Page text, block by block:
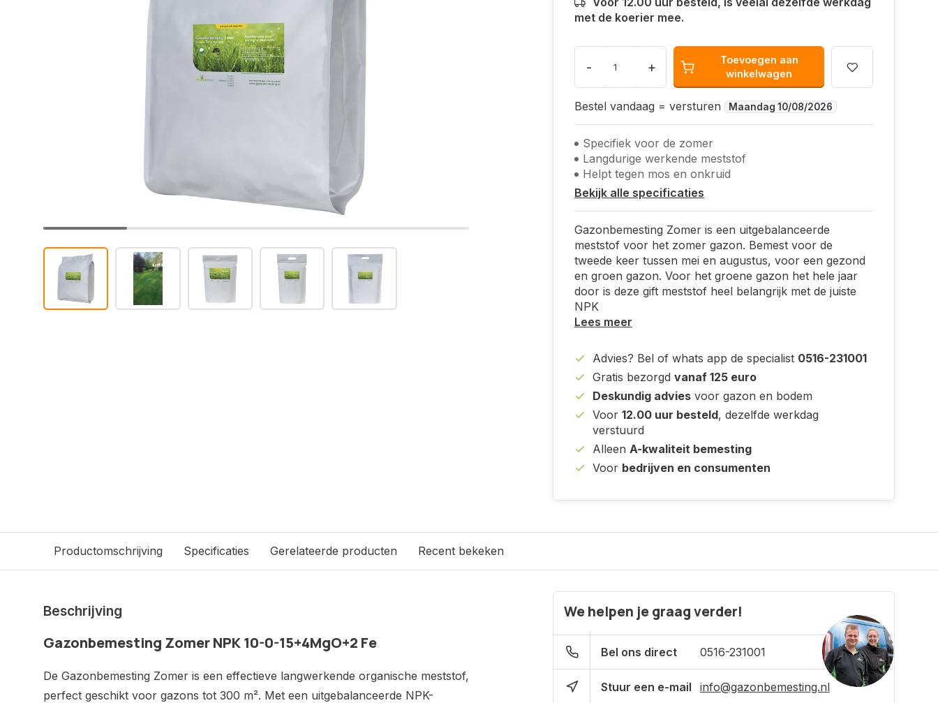
met de koerier mee.
- +
Toevoegen aan
winkelwagen
Bestel vandaag = versturen Maandag 10/08/2026
Specifiek voor de zomer
Langdurige werkende meststof
Helpt tegen mos en onkruid
Bekijk alle specificaties
Gazonbemesting Zomer is een uitgebalanceerde
meststof voor het zomer gazon. Bemest voor de
tweede keer tussen mei en augustus, voor een gezond
en groen gazon. Voor het groene gazon het hele jaar
door is deze gift meststof heel belangrijk met de juiste
NPK
Lees meer
Advies? Bel of whats app de specialist 0516-231001
Gratis bezorgd vanaf 125 euro
Deskundig advies voor gazon en bodem
Voor 12.00 uur besteld, dezelfde werkdag
verstuurd
Alleen A-kwaliteit bemesting
Voor bedrijven en consumenten
Productomschrijving Specificaties Gerelateerde producten Recent bekeken
Beschrijving
Gazonbemesting Zomer NPK 10-0-15+4MgO+2 Fe
De Gazonbemesting Zomer is een effectieve langwerkende organische meststof,
perfect geschikt voor gazons tot 300 m². Met een uitgebalanceerde NPK-
We helpen je graag verder!
Bel ons direct 0516-231001
Stuur een e-mail info@gazonbemesting.nl